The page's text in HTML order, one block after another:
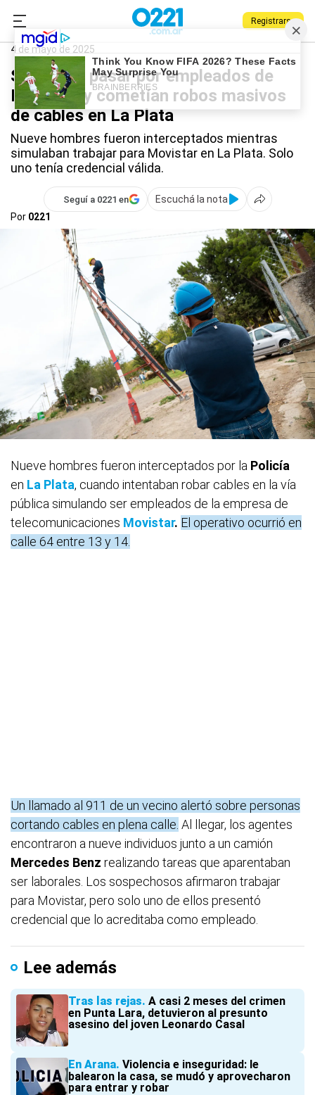
Registrarse
0221.com.ar
Movistar
4 de mayo de 2025
Se hacían pasar por empleados de
Movistar y cometían robos masivos
de cables en La Plata
Nueve hombres fueron interceptados mientras
simulaban trabajar para Movistar en La Plata. Solo
uno tenía credencial válida.
Seguí a 0221 en
Escuchá la nota
Por 0221
Nueve hombres fueron interceptados por la Policía
en La Plata, cuando intentaban robar cables en la vía
pública simulando ser empleados de la empresa de
telecomunicaciones Movistar. El operativo ocurrió en
calle 64 entre 13 y 14.
Un llamado al 911 de un vecino alertó sobre personas
cortando cables en plena calle. Al llegar, los agentes
encontraron a nueve individuos junto a un camión
Mercedes Benz realizando tareas que aparentaban
ser laborales. Los sospechosos afirmaron trabajar
para Movistar, pero solo uno de ellos presentó
credencial que lo acreditaba como empleado.
Lee además
Tras las rejas A casi 2 meses del crimen
en Punta Lara, detuvieron al presunto
asesino del joven Leonardo Casal
En Arana Violencia e inseguridad: le
balearon la casa, se mudó y aprovecharon
para entrar y robar